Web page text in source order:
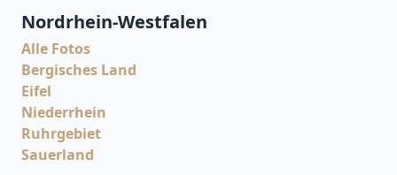
Nordrhein-Westfalen
Alle Fotos
Bergisches Land
Eifel
Niederrhein
Ruhrgebiet
Sauerland